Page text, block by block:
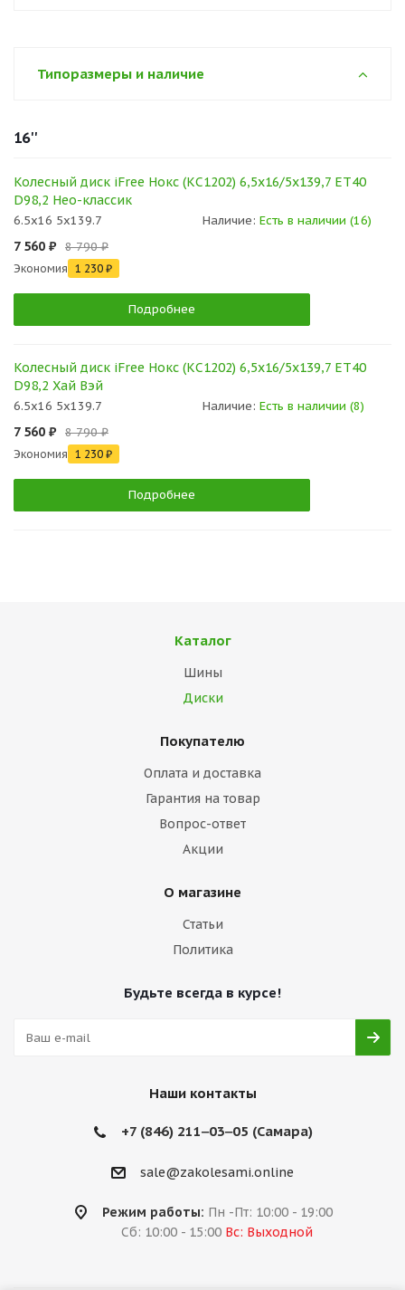
Типоразмеры и наличие
16''
Колесный диск iFree Нокс (КС1202) 6,5x16/5x139,7 ET40
D98,2 Нео-классик
6.5x16 5x139.7 Наличие: Есть в наличии (16)
7 560 ₽ 8 790 ₽
Экономия 1 230 ₽
Подробнее
Колесный диск iFree Нокс (КС1202) 6,5x16/5x139,7 ET40
D98,2 Хай Вэй
6.5x16 5x139.7 Наличие: Есть в наличии (8)
7 560 ₽ 8 790 ₽
Экономия 1 230 ₽
Подробнее
Каталог
Шины
Диски
Покупателю
Оплата и доставка
Гарантия на товар
Вопрос-ответ
Акции
О магазине
Статьи
Политика
Будьте всегда в курсе!
Наши контакты
+7 (846) 211‒03‒05 (Самара)
sale@zakolesami.online
Режим работы: Пн -Пт: 10:00 - 19:00
Сб: 10:00 - 15:00 Вс: Выходной